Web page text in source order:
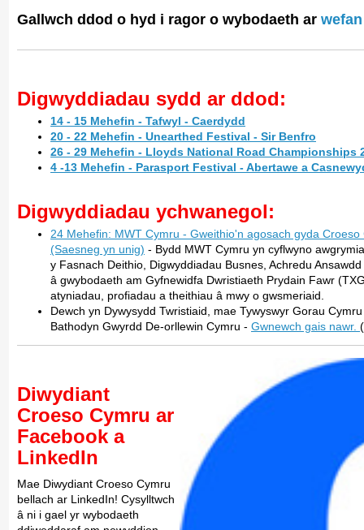
Gallwch ddod o hyd i ragor o wybodaeth ar
Digwyddiadau sydd ar ddod:
14 - 15 Mehefin - Tafwyl - Caerdydd
20 - 22 Mehefin - Unearthed Festival - Sir Benfro
26 - 29 Mehefin - Lloyds National Road Championships
4 -13 Mehefin - Parasport Festival - Abertawe a
Digwyddiadau ychwanegol:
24 Mehefin: MWT Cymru - Gweithio'n agosach gyda
(Saesneg yn unig) - Bydd MWT Cymru yn cyflwyno
y Fasnach Deithio, Digwyddiadau Busnes, Achredu
â gwybodaeth am Gyfnewidfa Dwristiaeth Prydain Fawr
atyniadau, profiadau a theithiau â mwy o gwsmeriaid.
Dewch yn Dywysydd Twristiaid, mae Tywyswyr Gorau
Bathodyn Gwyrdd De-orllewin Cymru - Gwnewch gais nawr.
Diwydiant
Croeso Cymru ar
Facebook a
LinkedIn
Mae Diwydiant Croeso Cymru
bellach ar LinkedIn! Cysylltwch
â ni i gael yr wybodaeth